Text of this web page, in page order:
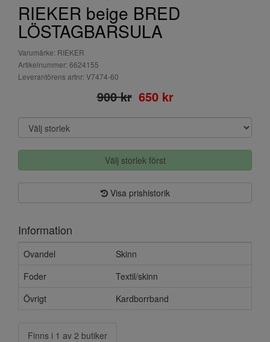
RIEKER beige BRED
LÖSTAGBARSULA
Varumärke: RIEKER
Artikelnummer: 6624155
Leverantörens artnr: V7474-60
900 kr 650 kr
Välj storlek först
Visa prishistorik
Information
Ovandel
Skinn
Foder
Textil/skinn
Övrigt
Kardborrband
Finns i 1 av 2 butiker